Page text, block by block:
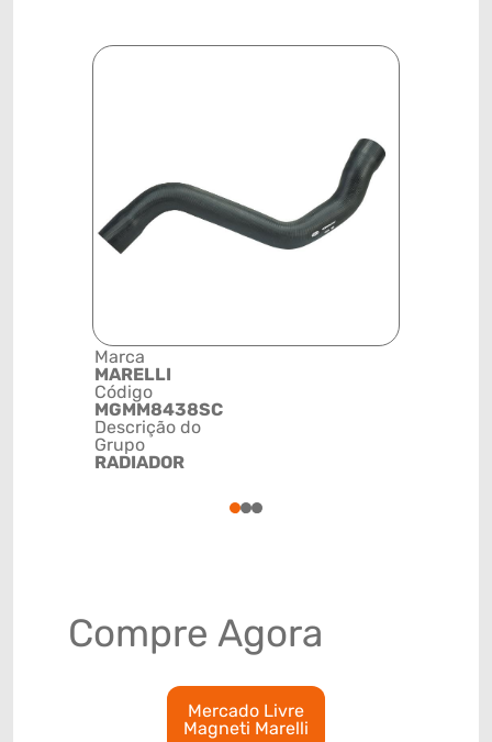
Marca
MARELLI
Código
MGMM8438SC
Descrição do
Grupo
RADIADOR
123
Compre Agora
Mercado Livre
Magneti Marelli